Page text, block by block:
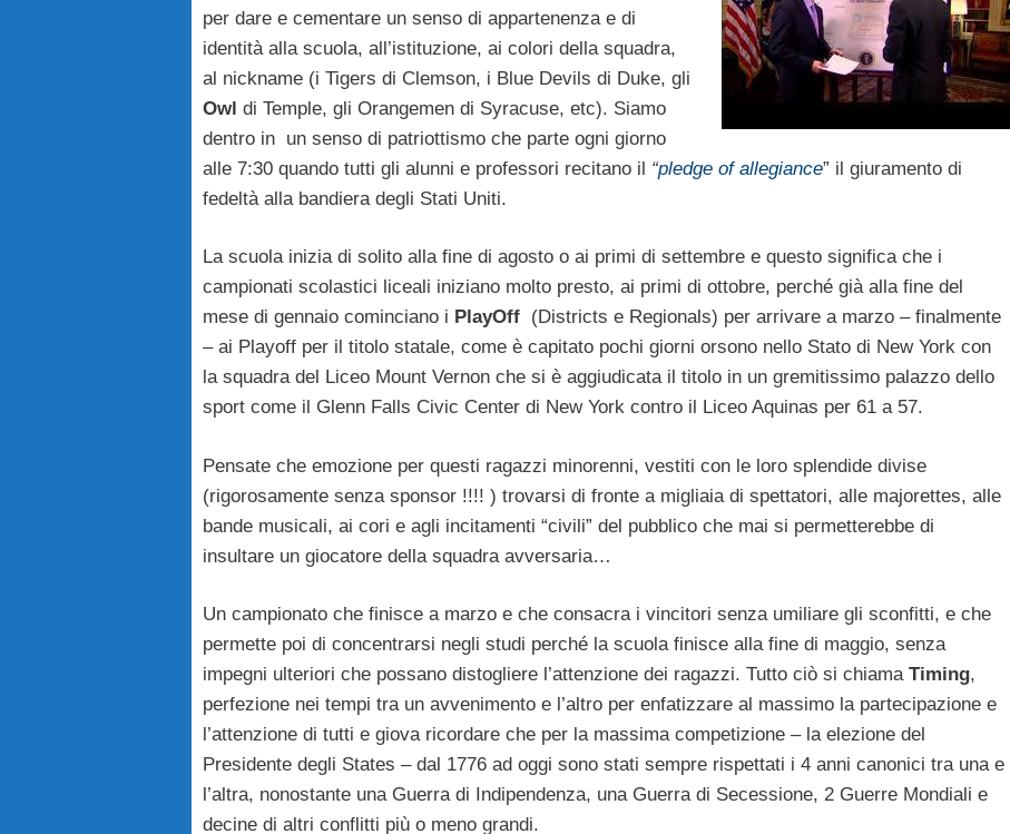
per dare e cementare un senso di appartenenza e di
identità alla scuola, all’istituzione, ai colori della squadra,
al nickname (i Tigers di Clemson, i Blue Devils di Duke, gli
Owl di Temple, gli Orangemen di Syracuse, etc). Siamo
dentro in un senso di patriottismo che parte ogni giorno
alle 7:30 quando tutti gli alunni e professori recitano il “pledge of allegiance” il giuramento di
fedeltà alla bandiera degli Stati Uniti.
La scuola inizia di solito alla fine di agosto o ai primi di settembre e questo significa che i
campionati scolastici liceali iniziano molto presto, ai primi di ottobre, perché già alla fine del
mese di gennaio cominciano i PlayOff (Districts e Regionals) per arrivare a marzo – finalmente
– ai Playoff per il titolo statale, come è capitato pochi giorni orsono nello Stato di New York con
la squadra del Liceo Mount Vernon che si è aggiudicata il titolo in un gremitissimo palazzo dello
sport come il Glenn Falls Civic Center di New York contro il Liceo Aquinas per 61 a 57.
Pensate che emozione per questi ragazzi minorenni, vestiti con le loro splendide divise
(rigorosamente senza sponsor !!!! ) trovarsi di fronte a migliaia di spettatori, alle majorettes, alle
bande musicali, ai cori e agli incitamenti “civili” del pubblico che mai si permetterebbe di
insultare un giocatore della squadra avversaria…
Un campionato che finisce a marzo e che consacra i vincitori senza umiliare gli sconfitti, e che
permette poi di concentrarsi negli studi perché la scuola finisce alla fine di maggio, senza
impegni ulteriori che possano distogliere l’attenzione dei ragazzi. Tutto ciò si chiama Timing,
perfezione nei tempi tra un avvenimento e l’altro per enfatizzare al massimo la partecipazione e
l’attenzione di tutti e giova ricordare che per la massima competizione – la elezione del
Presidente degli States – dal 1776 ad oggi sono stati sempre rispettati i 4 anni canonici tra una e
l’altra, nonostante una Guerra di Indipendenza, una Guerra di Secessione, 2 Guerre Mondiali e
decine di altri conflitti più o meno grandi.